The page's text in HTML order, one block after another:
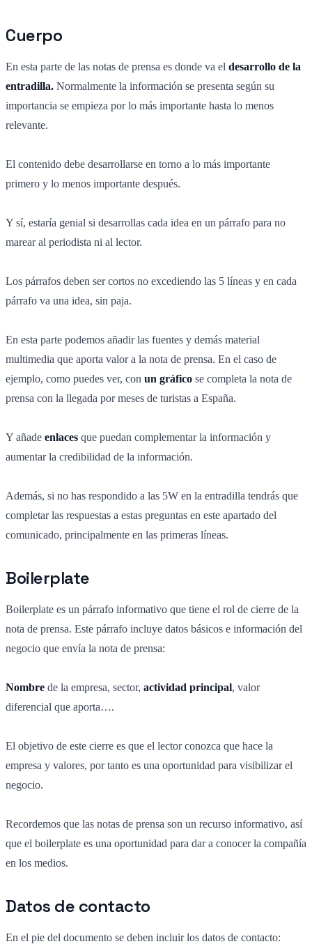
Cuerpo
En esta parte de las notas de prensa es donde va el desarrollo de la
entradilla. Normalmente la información se presenta según su
importancia se empieza por lo más importante hasta lo menos
relevante.
El contenido debe desarrollarse en torno a lo más importante
primero y lo menos importante después.
Y sí, estaría genial si desarrollas cada idea en un párrafo para no
marear al periodista ni al lector.
Los párrafos deben ser cortos no excediendo las 5 líneas y en cada
párrafo va una idea, sin paja.
En esta parte podemos añadir las fuentes y demás material
multimedia que aporta valor a la nota de prensa. En el caso de
ejemplo, como puedes ver, con un gráfico se completa la nota de
prensa con la llegada por meses de turistas a España.
Y añade enlaces que puedan complementar la información y
aumentar la credibilidad de la información.
Además, si no has respondido a las 5W en la entradilla tendrás que
completar las respuestas a estas preguntas en este apartado del
comunicado, principalmente en las primeras líneas.
Boilerplate
Boilerplate es un párrafo informativo que tiene el rol de cierre de la
nota de prensa. Este párrafo incluye datos básicos e información del
negocio que envía la nota de prensa:
Nombre de la empresa, sector, actividad principal, valor
diferencial que aporta….
El objetivo de este cierre es que el lector conozca que hace la
empresa y valores, por tanto es una oportunidad para visibilizar el
negocio.
Recordemos que las notas de prensa son un recurso informativo, así
que el boilerplate es una oportunidad para dar a conocer la compañía
en los medios.
Datos de contacto
En el pie del documento se deben incluir los datos de contacto: